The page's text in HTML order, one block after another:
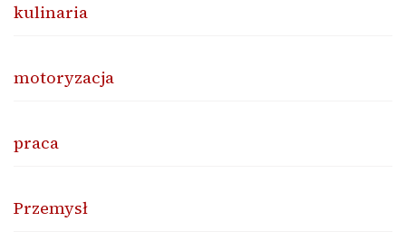
kulinaria
motoryzacja
praca
Przemysł